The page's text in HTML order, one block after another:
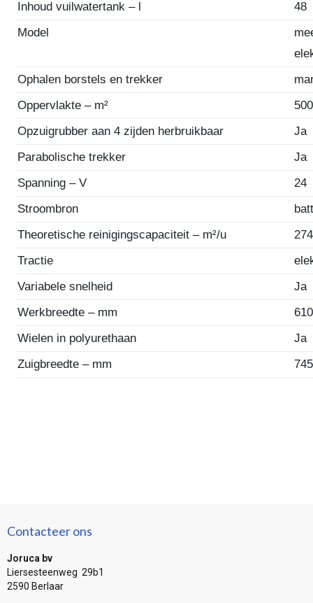
Inhoud vuilwatertank – l
48
Model
Ophalen borstels en trekker
Oppervlakte – m²
Opzuigrubber aan 4 zijden herbruikbaar
Ja
Parabolische trekker
Ja
Spanning – V
24
Stroombron
Theoretische reinigingscapaciteit – m²/u
Tractie
Variabele snelheid
Ja
Werkbreedte – mm
610
Wielen in polyurethaan
Ja
Zuigbreedte – mm
745
Contacteer ons
Joruca bv
Liersesteenweg 29b1
2590 Berlaar